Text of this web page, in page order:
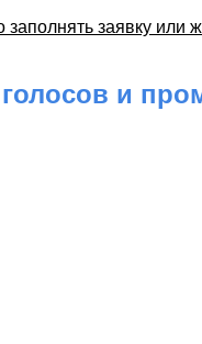
заполнять заявку или
и